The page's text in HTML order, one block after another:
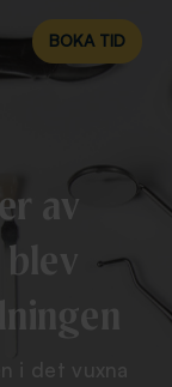
BOKA TID
av
i det vuxna